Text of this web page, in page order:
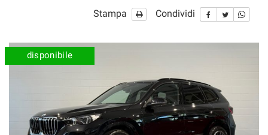
NOLEGGIO LUNGO TERMINE
ACQUISTIAMO USATO
AUTOSALONE
Stampa Condividi
disponibile